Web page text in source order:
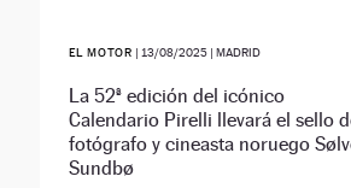
EL MOTOR | 13/08/2025| MADRID
La 52ª edición del icónico
Calendario Pirelli llevará el sello
fotógrafo y cineasta noruego
Sundbø